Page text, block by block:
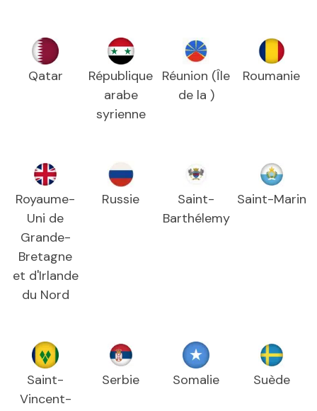
Qatar
République
arabe
syrienne
Réunion (Île
de la )
Roumanie
Royaume-
Uni de
Grande-
Bretagne
et d'Irlande
du Nord
Russie
Saint-
Barthélemy
Saint-Marin
Saint-
Vincent-
Serbie Somalie Suède